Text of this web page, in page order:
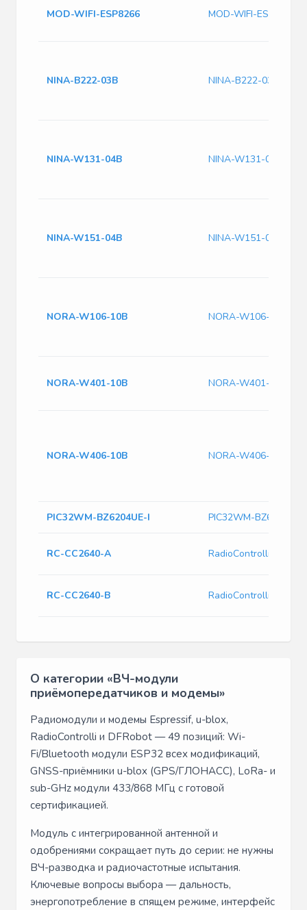
MOD-WIFI-ESP8266 MOD-WIFI-ESP8266
NINA-B222-03B NINA-B222-03B
NINA-W131-04B NINA-W131-04B
NINA-W151-04B NINA-W151-04B
NORA-W106-10B NORA-W106-10B
NORA-W401-10B NORA-W401-10B
NORA-W406-10B NORA-W406-10B
PIC32WM-BZ6204UE-I PIC32WM-BZ6204UE-I
RC-CC2640-A RadioControlli RC-
RC-CC2640-B RadioControlli RC-
О категории «ВЧ-модули
приёмопередатчиков и модемы»
Радиомодули и модемы Espressif, u-blox,
RadioControlli и DFRobot — 49 позиций: Wi-
Fi/Bluetooth модули ESP32 всех модификаций,
GNSS-приёмники u-blox (GPS/ГЛОНАСС), LoRa- и
sub-GHz модули 433/868 МГц с готовой
сертификацией.
Модуль с интегрированной антенной и
одобрениями сокращает путь до серии: не нужны
ВЧ-разводка и радиочастотные испытания.
Ключевые вопросы выбора — дальность,
энергопотребление в спящем режиме, интерфейс